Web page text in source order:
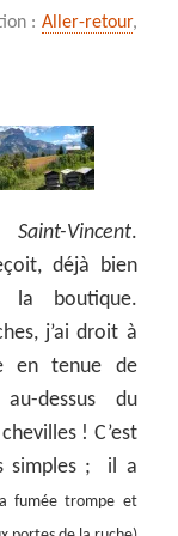
: Aller-retour,
Saint-Vincent.
déjà bien
la boutique.
j’ai droit à
en tenue de
dessus du
! C’est
simples ; il a
fumée trompe et